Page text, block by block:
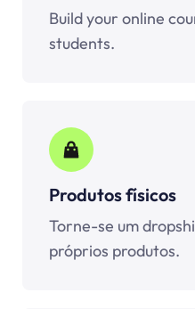
Build your online
students.
Produtos físicos
Torne-se um
próprios produtos.